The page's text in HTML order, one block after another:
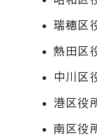
瑞穂
熱田
中川
港区
南区